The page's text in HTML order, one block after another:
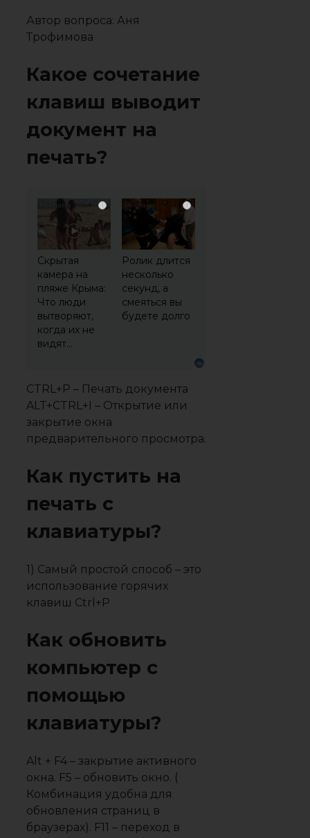
Автор вопроса: Аня
Трофимова
Какое сочетание
клавиш выводит
документ на
печать?
i
Скрытая
камера на
пляже Крыма:
Что люди
вытворяют,
когда их не
видят...
i
Ролик длится
несколько
секунд, а
смеяться вы
будете долго
CTRL+P – Печать документа
ALT+CTRL+I – Открытие или
закрытие окна
предварительного просмотра.
Как пустить на
печать с
клавиатуры?
1) Самый простой способ – это
использование горячих
клавиш Ctrl+P
Как обновить
компьютер с
помощью
клавиатуры?
Alt + F4 – закрытие активного
окна. F5 – обновить окно. (
Комбинация удобна для
обновления страниц в
браузерах). F11 – переход в